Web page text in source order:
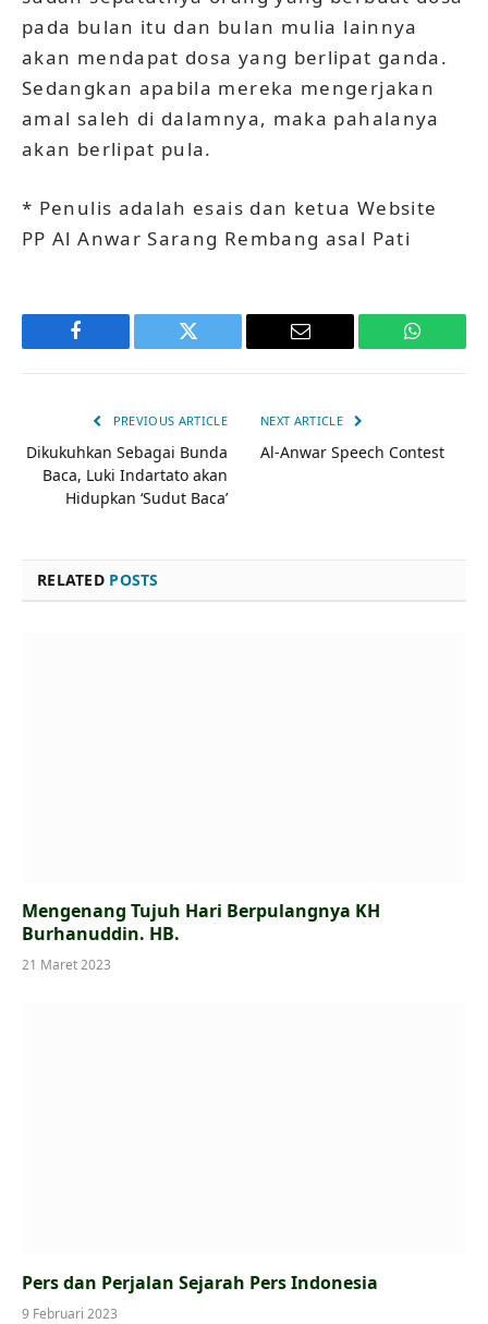
pada bulan itu dan bulan mulia lainnya
akan mendapat dosa yang berlipat ganda.
Sedangkan apabila mereka mengerjakan
amal saleh di dalamnya, maka pahalanya
akan berlipat pula.
* Penulis adalah esais dan ketua Website
PP Al Anwar Sarang Rembang asal Pati
Facebook Twitter Email
PREVIOUS ARTICLE
Dikukuhkan Sebagai Bunda
Baca, Luki Indartato akan
Hidupkan ‘Sudut Baca’
NEXT ARTICLE
Al-Anwar Speech Contest
RELATED POSTS
Mengenang Tujuh Hari Berpulangnya KH
Burhanuddin. HB.
21 Maret 2023
Pers dan Perjalan Sejarah Pers Indonesia
9 Februari 2023